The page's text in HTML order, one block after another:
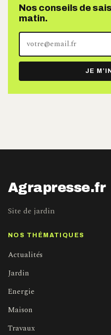
Nos conseils de
matin.
Votre
adresse
e-
mail
JE
Agrapresse.fr
Site de jardin
NOS THÉMATIQUES
Actualités
Jardin
Energie
Maison
Travaux